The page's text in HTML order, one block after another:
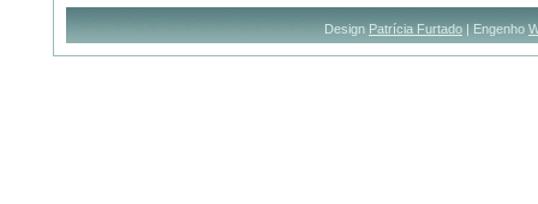
Design Patrícia Furtado | Engenho